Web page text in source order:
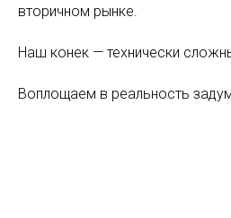
вторичном рынке.
Наш конек — технически
Воплощаем в реальность